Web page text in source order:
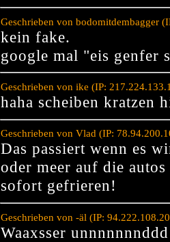
Geschrieben von bodomitdembagger
kein fake.
google mal "eis genfer
Geschrieben von ike (IP:
haha scheiben kratzen
Geschrieben von Vlad (IP:
Das passiert wenn es
oder meer auf die
sofort gefrieren!
Geschrieben von -äl (IP:
Waaxsser